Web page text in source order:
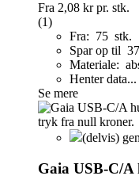
Fra 2,08 krpr. stk.
(1)
Fra: 75 stk.
Spar op til
Materiale:
Henter data...
Se mere
(delvis)
Gaia USB-C/A